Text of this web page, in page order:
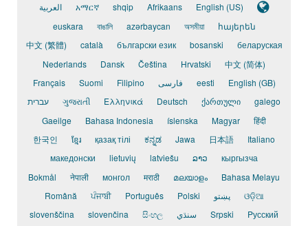
English (US)
Afrikaans
shqip
አማርኛ
العربية
հայերեն
অসমীয়া
azərbaycan
বাঙালি
euskara
беларуская
bosanski
български език
català
中文 (繁體)
中文 (简体)
Hrvatski
Čeština
Dansk
Nederlands
English (GB)
eesti فارسی Filipino
Suomi
Français
galego
ქართული
Deutsch
Ελληνικά
ગુજરાતી
עברית
हिंदी
Magyar
íslenska
Bahasa Indonesia
Gaeilge
Italiano
日本語
Jawa
ಕನ್ನಡ
қазақ тілі
ខ្មែរ
한국인
кыргызча
ລາວ
latviešu
lietuvių
македонски
Bahasa Melayu
മലയാളം
मराठी
монгол
नेपाली
Bokmål
ଓଡ଼ିଆ
پښتو Polski
Português
ਪੰਜਾਬੀ
Română
Pусский
Srpski سنڌي සිංහල
slovenčina
slovenščina